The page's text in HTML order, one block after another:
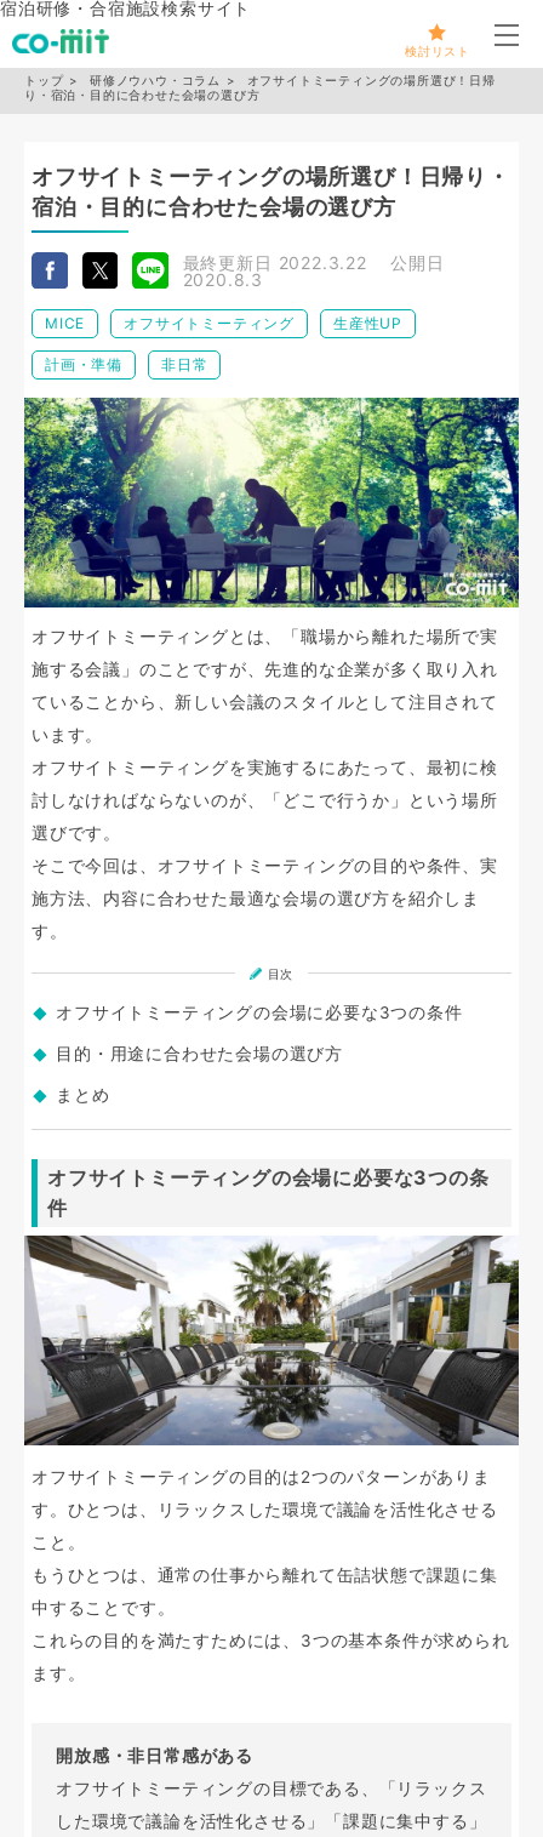
宿泊研修・合宿施設検索サイト
検討リスト
メ
トップ 研修ノウハウ・コラム
オフサイトミーティングの場所選び！日帰
り・宿泊・目的に合わせた会場の選び方
オフサイトミーティングの場所選び！日帰り・
宿泊・目的に合わせた会場の選び方
最終更新日 2022.3.22
公開日
2020.8.3
MICE オフサイトミーティング 生産性UP
計画・準備 非日常
オフサイトミーティングとは、「職場から離れた場所で実
施する会議」のことですが、先進的な企業が多く取り入れ
ていることから、新しい会議のスタイルとして注目されて
います。
オフサイトミーティングを実施するにあたって、最初に検
討しなければならないのが、「どこで行うか」という場所
選びです。
そこで今回は、オフサイトミーティングの目的や条件、実
施方法、内容に合わせた最適な会場の選び方を紹介しま
す。
目次
オフサイトミーティングの会場に必要な3つの条件
目的・用途に合わせた会場の選び方
まとめ
オフサイトミーティングの会場に必要な3つの条
件
オフサイトミーティングの目的は2つのパターンがありま
す。ひとつは、リラックスした環境で議論を活性化させる
こと。
もうひとつは、通常の仕事から離れて缶詰状態で課題に集
中することです。
これらの目的を満たすためには、3つの基本条件が求められ
ます。
開放感・非日常感がある
オフサイトミーティングの目標である、「リラックス
した環境で議論を活性化させる」「課題に集中する」